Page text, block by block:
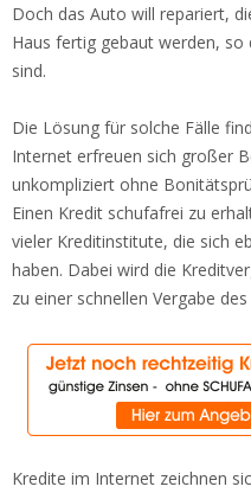
Doch das Auto will repariert,
Haus fertig gebaut werden,
sind.
Die Lösung für solche Fälle
Internet erfreuen sich großer
unkompliziert ohne
Einen Kredit schufafrei zu
vieler Kreditinstitute, die sich
haben. Dabei wird die
zu einer schnellen Vergabe
Kredite im Internet zeichnen